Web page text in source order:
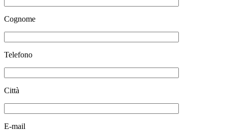
Cognome
Telefono
Città
E-mail